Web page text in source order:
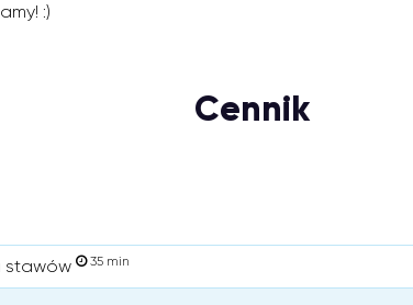
:)
Cennik
stawów 35 min